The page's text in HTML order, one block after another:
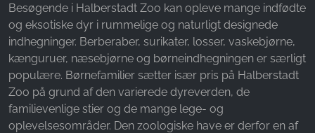
Besøgende i Halberstadt Zoo kan opleve mange indfødte
og eksotiske dyr i rummelige og naturligt designede
indhegninger. Berberaber, surikater, losser, vaskebjørne,
kænguruer, næsebjørne og børneindhegningen er særligt
populære. Børnefamilier sætter især pris på Halberstadt
Zoo på grund af den varierede dyreverden, de
familievenlige stier og de mange lege- og
oplevelsesområder. Den zoologiske have er derfor en af